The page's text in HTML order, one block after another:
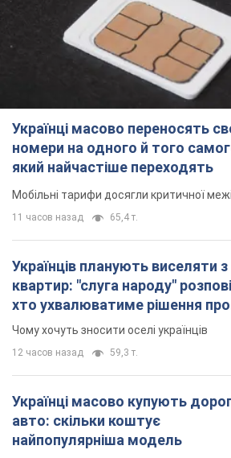
Українці масово переносять
номери на одного й того
який найчастіше переходять
Мобільні тарифи досягли критичної межі
11 часов назад 65,4 т.
Українців планують виселяти з
квартир: "слуга народу"
хто ухвалюватиме рішення про
знесення будинків
Чому хочуть зносити оселі українців
12 часов назад 59,3 т.
Українці масово купують
авто: скільки коштує
найпопулярніша модель